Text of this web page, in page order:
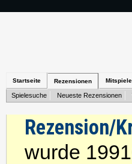
Startseite Rezensionen
Spielesuche Neueste Rezensionen
Rezension/
wurde